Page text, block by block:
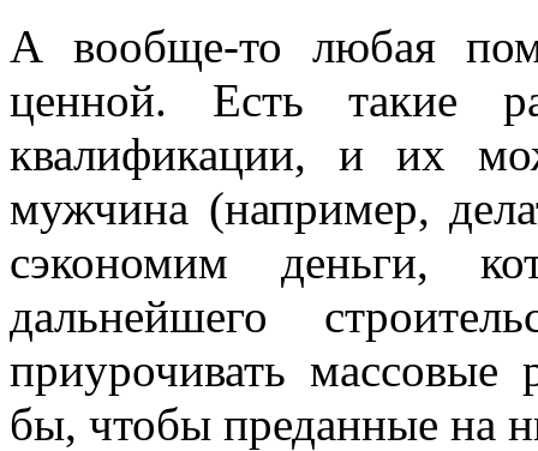
А вообще-то любая
ценной. Есть такие
квалификации, и их
мужчина (например,
сэкономим деньги,
дальнейшего
приурочивать
бы, чтобы преданные на